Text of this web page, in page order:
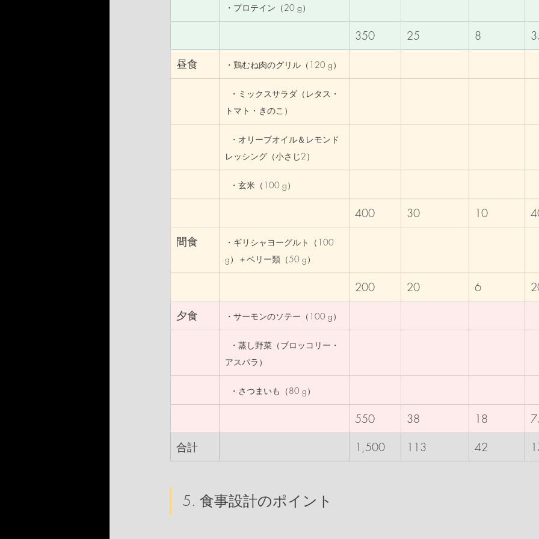
・プロテイン（20 g）
350 25 8
昼食
・鶏むね肉のグリル（120 g）
・ミックスサラダ（レタス・
トマト・きのこ）
・オリーブオイル＆レモンド
レッシング（小さじ2）
・玄米（100 g）
400 30 10
間食
・ギリシャヨーグルト（100
g）＋ベリー類（50 g）
200 20 6
夕食
・サーモンのソテー（100 g）
・蒸し野菜（ブロッコリー・
アスパラ）
・さつまいも（80 g）
550 38 18
合計
1,500 113 42
5. 食事設計のポイント